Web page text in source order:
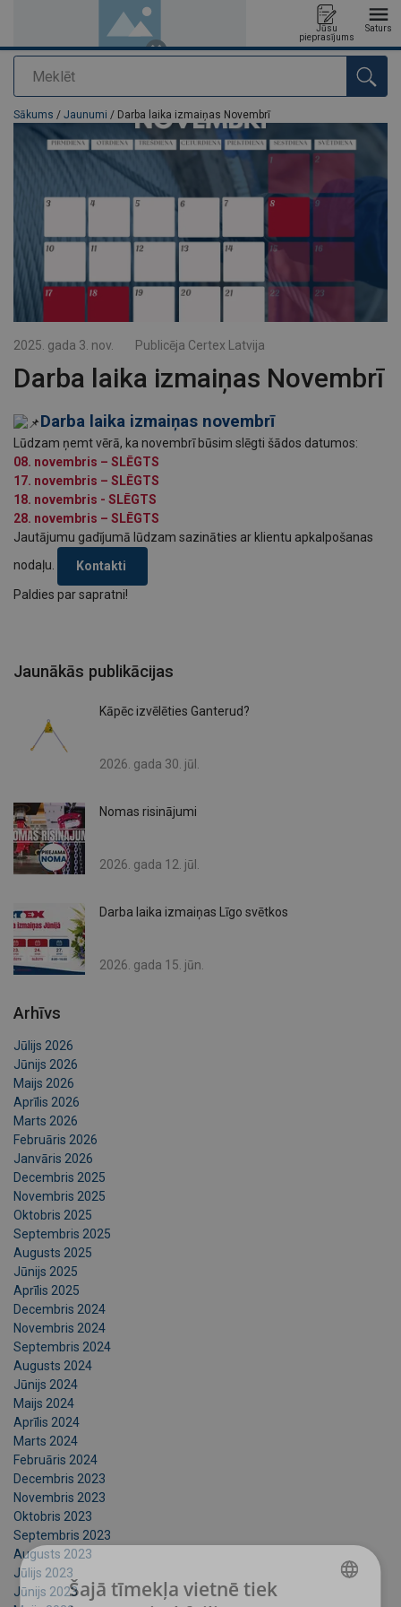
Meklēt
Jūsu
pieprasījums
Saturs
Pievienots jūsu pasūtījumam
Sākums / Jaunumi / Darba laika izmaiņas Novembrī
2025. gada 3. nov. Publicēja Certex Latvija
Darba laika izmaiņas Novembrī
Darba laika izmaiņas novembrī
Lūdzam ņemt vērā, ka novembrī būsim slēgti šādos datumos:
08. novembris – SLĒGTS
17. novembris – SLĒGTS
18. novembris - SLĒGTS
28. novembris – SLĒGTS
Jautājumu gadījumā lūdzam sazināties ar klientu apkalpošanas
nodaļu.
Kontakti
Paldies par sapratni!
Jaunākās publikācijas
Kāpēc izvēlēties Ganterud?
2026. gada 30. jūl.
Nomas risinājumi
2026. gada 12. jūl.
Darba laika izmaiņas Līgo svētkos
2026. gada 15. jūn.
Arhīvs
Jūlijs 2026
Jūnijs 2026
Maijs 2026
Aprīlis 2026
Marts 2026
Februāris 2026
Janvāris 2026
Decembris 2025
Novembris 2025
Oktobris 2025
Septembris 2025
Augusts 2025
Jūnijs 2025
Aprīlis 2025
Decembris 2024
Novembris 2024
Septembris 2024
Augusts 2024
Jūnijs 2024
Maijs 2024
Aprīlis 2024
Marts 2024
Februāris 2024
Decembris 2023
Novembris 2023
Oktobris 2023
Septembris 2023
Augusts 2023
Jūlijs 2023
Jūnijs 2023Šajā tīmekļa vietnē tiek